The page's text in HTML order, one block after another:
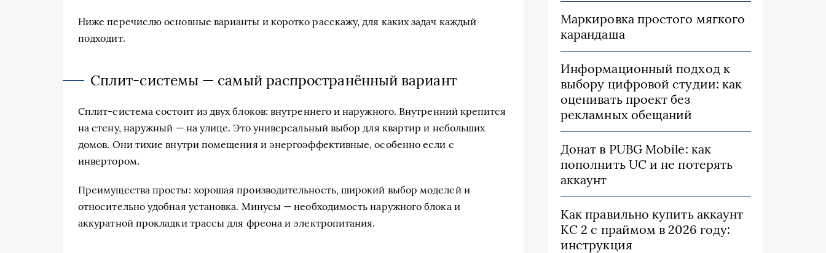
Ниже перечислю основные варианты и коротко расскажу, для каких задач каждый
подходит.
Сплит-системы — самый распространённый вариант
Сплит-система состоит из двух блоков: внутреннего и наружного. Внутренний крепится
на стену, наружный — на улице. Это универсальный выбор для квартир и небольших
домов. Они тихие внутри помещения и энергоэффективные, особенно если с
инвертором.
Преимущества просты: хорошая производительность, широкий выбор моделей и
относительно удобная установка. Минусы — необходимость наружного блока и
аккуратной прокладки трассы для фреона и электропитания.
Маркировка простого мягкого
карандаша
Информационный подход к
выбору цифровой студии: как
оценивать проект без
рекламных обещаний
Донат в PUBG Mobile: как
пополнить UC и не потерять
аккаунт
Как правильно купить аккаунт
КС 2 с праймом в 2026 году:
инструкция